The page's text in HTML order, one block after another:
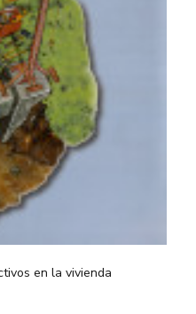
en la vivienda